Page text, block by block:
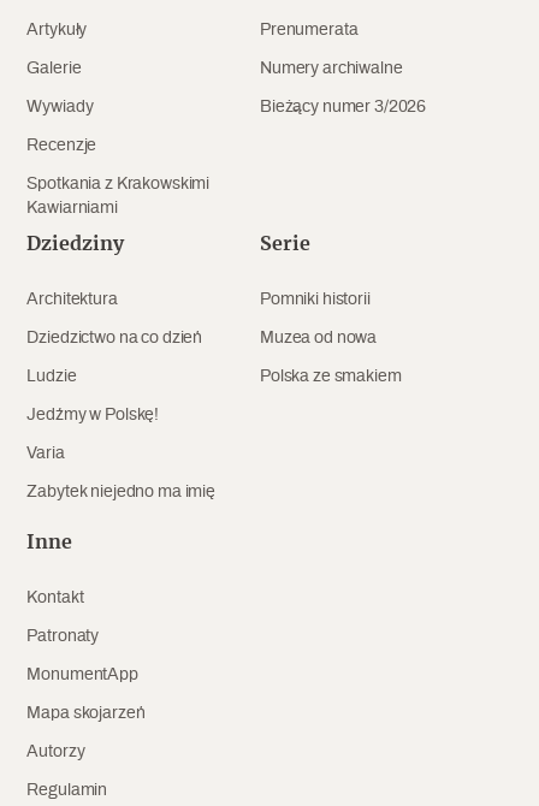
Artykuły
Galerie
Wywiady
Recenzje
Spotkania z Krakowskimi
Kawiarniami
Prenumerata
Numery archiwalne
Bieżący numer 3/2026
Dziedziny
Architektura
Dziedzictwo na co dzień
Ludzie
Jedźmy w Polskę!
Varia
Zabytek niejedno ma imię
Serie
Pomniki historii
Muzea od nowa
Polska ze smakiem
Inne
Kontakt
Patronaty
MonumentApp
Mapa skojarzeń
Autorzy
Regulamin